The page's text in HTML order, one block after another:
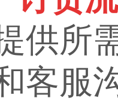
供所
客服